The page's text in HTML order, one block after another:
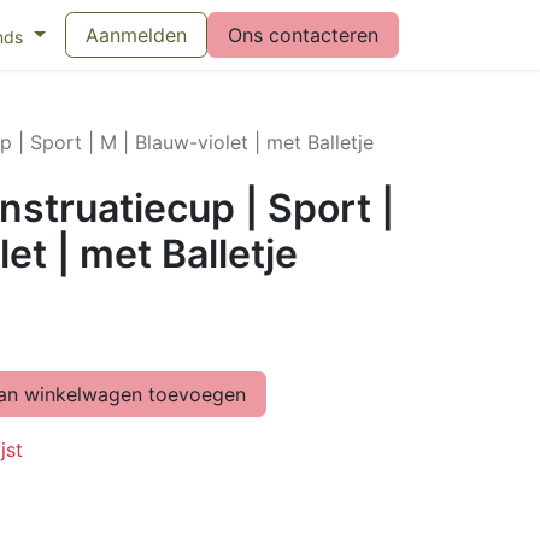
maandverband Vragen over menstruatiecups
Aanmelden Ons contacteren
| Sport | M | Blauw-violet | met Balletje
| Sport |
| met Balletje
winkelwagen toevoegen